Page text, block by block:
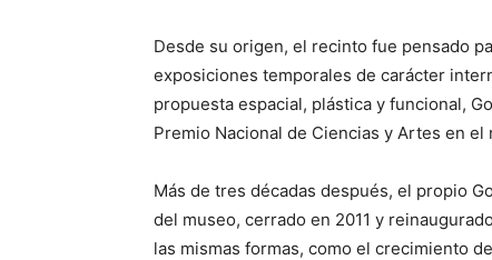
Desde su origen, el recinto fue pensado
exposiciones temporales de carácter
propuesta espacial, plástica y funcional,
Premio Nacional de Ciencias y Artes en
Más de tres décadas después, el propio
del museo, cerrado en 2011 y
las mismas formas, como el crecimiento